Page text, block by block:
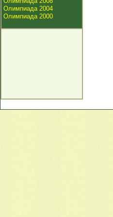
Олимпиада 2004
Олимпиада 2000